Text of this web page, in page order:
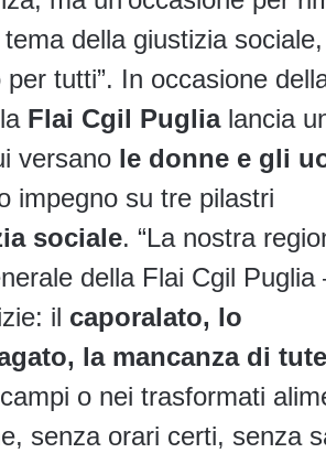
della giustizia
tutti”. In occasione
Flai Cgil Puglialancia
versano le donne e gli
impegno su tre pilastri
sociale. “La nostra
della Flai Cgil Puglia
il caporalato, lo
la mancanza di
o nei trasformati
senza orari certi, senza